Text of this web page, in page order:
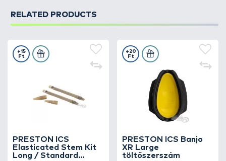
RELATED PRODUCTS
PRESTON ICS
Elasticated Stem Kit
Long / Standard
+15
Ft
PRESTON ICS Banjo
XR Large
töltőszerszám
+20
Ft